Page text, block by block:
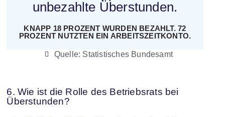
unbezahlte Überstunden.
KNAPP 18 PROZENT WURDEN BEZAHLT. 72
PROZENT NUTZTEN EIN ARBEITSZEITKONTO.
Quelle: Statistisches Bundesamt
6. Wie ist die Rolle des Betriebsrats bei
Überstunden?